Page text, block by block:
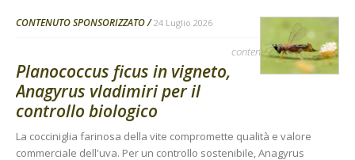
CONTENUTO SPONSORIZZATO 24 Luglio 2026
contenuto sponsorizzato
Planococcus ficus in vigneto,
Anagyrus vladimiri per il
controllo biologico
La cocciniglia farinosa della vite compromette qualità e valore
commerciale dell'uva. Per un controllo sostenibile, Anagyrus